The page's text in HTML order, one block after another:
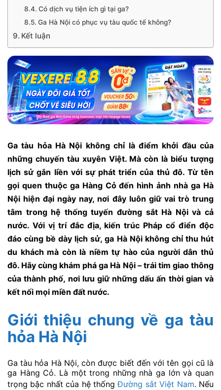
Có dịch vụ tiện ích gì tại ga?
Ga Hà Nội có phục vụ tàu quốc tế không?
Kết luận
Ga tàu hỏa Hà Nội không chỉ là điểm khởi đầu của
những chuyến tàu xuyên Việt. Mà còn là biểu tượng
lịch sử gắn liền với sự phát triển của thủ đô. Từ tên
gọi quen thuộc ga Hàng Cỏ đến hình ảnh nhà ga Hà
Nội hiện đại ngày nay, nơi đây luôn giữ vai trò trung
tâm trong hệ thống tuyến đường sắt Hà Nội và cả
nước. Với vị trí đắc địa, kiến trúc Pháp cổ điển độc
đáo cùng bề dày lịch sử, ga Hà Nội không chỉ thu hút
du khách mà còn là niềm tự hào của người dân thủ
đô. Hãy cùng khám phá ga Hà Nội – trái tim giao thông
của thành phố, nơi lưu giữ những dấu ấn thời gian và
kết nối mọi miền đất nước.
Giới thiệu chung về ga tàu
hỏa Hà Nội
Ga tàu hỏa Hà Nội, còn được biết đến với tên gọi cũ là
ga Hàng Cỏ. Là một trong những nhà ga lớn và quan
trọng bậc nhất của hệ thốngĐường sắt Việt Nam. Nếu